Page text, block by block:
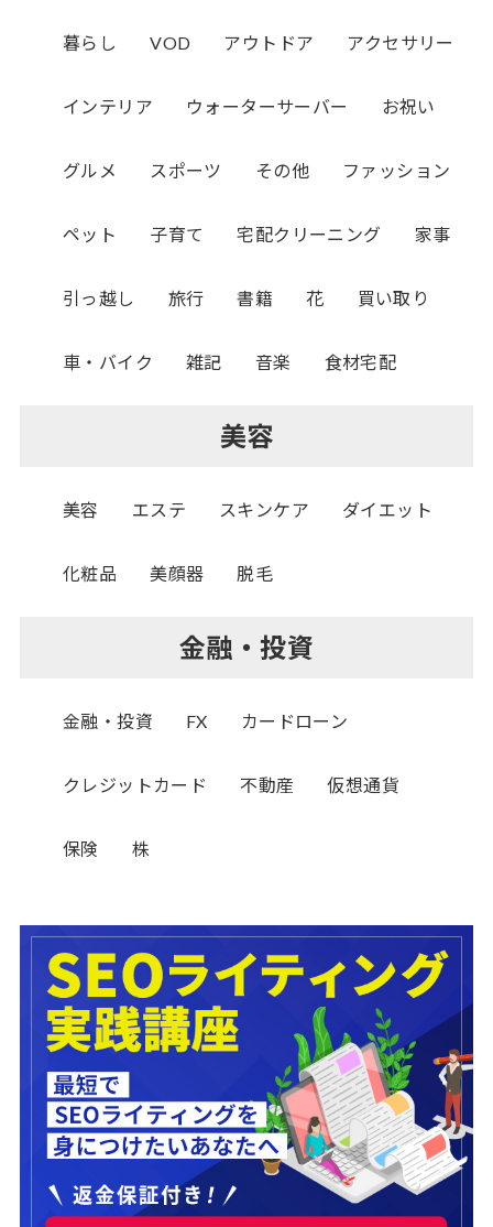
暮らし VOD アウトドア アクセサリー
インテリア ウォーターサーバー お祝い
グルメ スポーツ その他 ファッション
ペット 子育て 宅配クリーニング 家事
引っ越し 旅行 書籍 花 買い取り
車・バイク 雑記 音楽 食材宅配
美容
美容 エステ スキンケア ダイエット
化粧品 美顔器 脱毛
金融・投資
金融・投資 FX カードローン
クレジットカード 不動産 仮想通貨
保険 株